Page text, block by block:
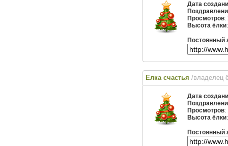
Дата
Просмотров:
Высота ёлки
Постоянный
Елка счастья /владелец
Дата
Просмотров:
Высота ёлки
Постоянный